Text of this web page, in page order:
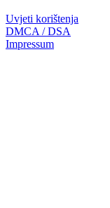
Uvjeti korištenja
DMCA / DSA
Impressum